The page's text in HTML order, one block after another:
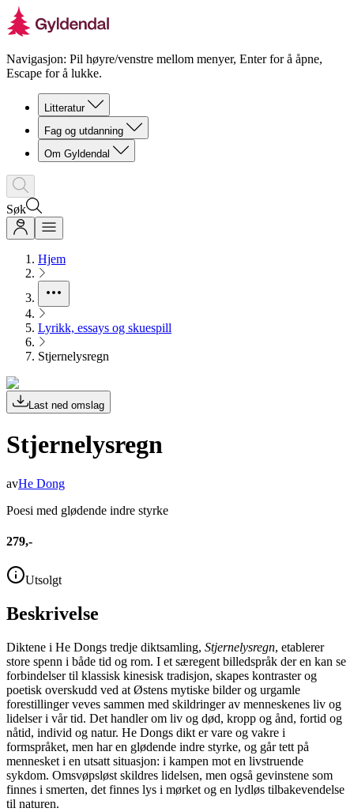
Navigasjon: Pil høyre/venstre mellom menyer, Enter for å åpne,
Escape for å lukke.
Litteratur
Fag og utdanning
Om Gyldendal
Søk
Hjem
Lyrikk, essays og skuespill
Stjernelysregn
Last ned omslag
Stjernelysregn
avHe Dong
Poesi med glødende indre styrke
279,-
Utsolgt
Beskrivelse
Diktene i He Dongs tredje diktsamling, Stjernelysregn, etablerer
store spenn i både tid og rom. I et særegent billedspråk der en kan se
forbindelser til klassisk kinesisk tradisjon, skapes kontraster og
poetisk overskudd ved at Østens mytiske bilder og urgamle
forestillinger veves sammen med skildringer av menneskenes liv og
lidelser i vår tid. Det handler om liv og død, kropp og ånd, fortid og
nåtid, individ og natur. He Dongs dikt er vare og vakre i
formspråket, men har en glødende indre styrke, og går tett på
mennesket i en utsatt situasjon: i kampen mot en livstruende
sykdom. Omsvøpsløst skildres lidelsen, men også gevinstene som
finnes i smerten, det finnes lys i mørket og en lydløs tilbakevendelse
til naturen.